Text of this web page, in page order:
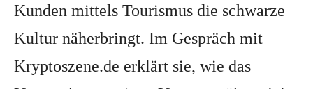
Kunden mittels Tourismus die schwarze
Kultur näherbringt. Im Gespräch mit
Kryptoszene.de erklärt sie, wie das